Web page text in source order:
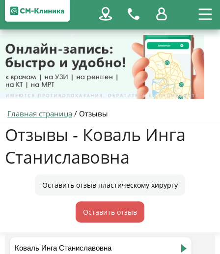
Главная страница / Отзывы
Отзывы - Коваль Инга
Станиславовна
Оставить отзыв пластическому хирургу
Оставить отзыв